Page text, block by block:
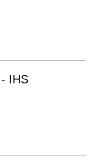
IHS